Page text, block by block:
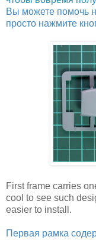
Вы можете помочь
просто нажмите
First frame carries
cool to see such
easier to install.
Первая рамка